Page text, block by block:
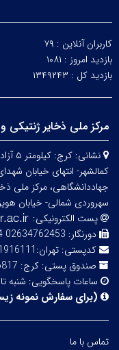
کاربران آنلاین : ۷۹
بازدید امروز : ۱۰۸۱
بازدید کل : ۱۳۴۹۲۴۳
مرکز ملی ذخایر ژنتیکی
نشانی:
کمالشهر- انتهای خیابان
جهاددانشگاهی، مرکز ملی
سهروردی شمالی- خیابان
پست الکترونیکی:
دورنگار: 02634762453 02143855754
کدپستی: تهران:1551916111 کرج:3365166518
صندوق پستی: کرج: 3197996817 تهران:15855-161
ساعات پاسخگویی: شنبه تا
(برای سفارش نمونه
تماس با ما